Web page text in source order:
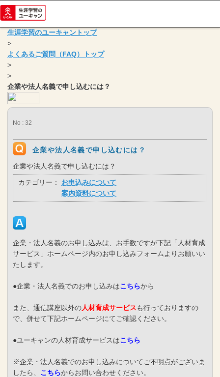
生涯学習のユーキャントップ
>
よくあるご質問（FAQ）トップ
>
>
企業や法人名義で申し込むには？
No : 32
企業や法人名義で申し込むには？
企業や法人名義で申し込むには？
カテゴリー：
お申込みについて
案内資料について
企業・法人名義のお申し込みは、お手数ですが下記「人材育成
サービス」ホームページ内のお申し込みフォームよりお願いい
たします。
●企業・法人名義でのお申し込みはこちらから
また、通信講座以外の人材育成サービスも行っておりますの
で、併せて下記ホームページにてご確認ください。
●ユーキャンの人材育成サービスはこちら
※企業・法人名義でのお申し込みについてご不明点がございま
したら、 こちらからお問い合わせください。